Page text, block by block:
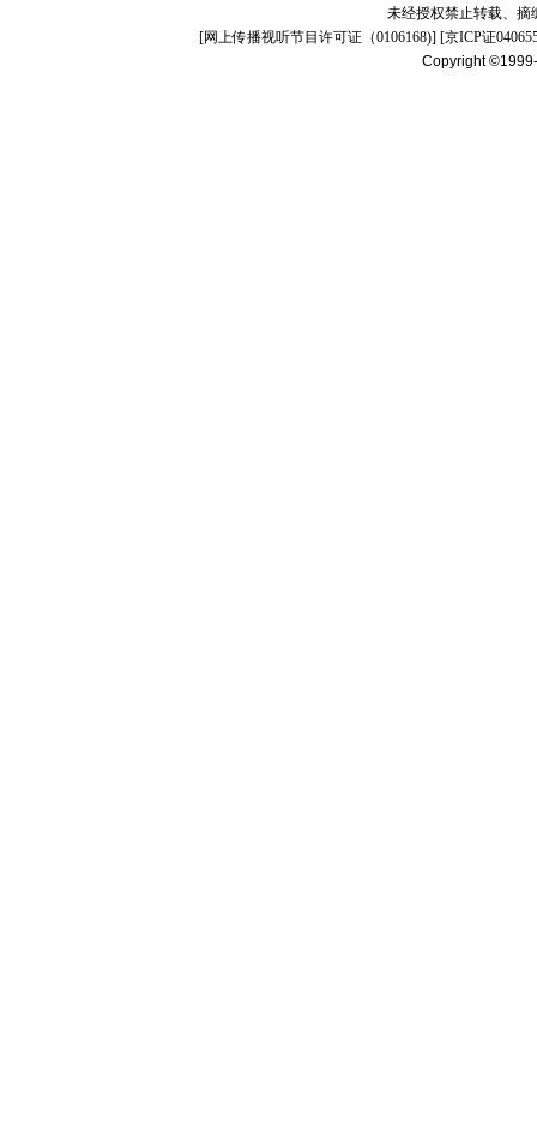
未经授权禁止转载、摘
[网上传播视听节目许可证（0106168)] [京ICP证
Copyright